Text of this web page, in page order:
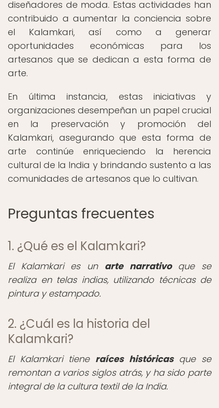
diseñadores de moda. Estas actividades han
contribuido a aumentar la conciencia sobre
el Kalamkari, así como a generar
oportunidades económicas para los
artesanos que se dedican a esta forma de
arte.
En última instancia, estas iniciativas y
organizaciones desempeñan un papel crucial
en la preservación y promoción del
Kalamkari, asegurando que esta forma de
arte continúe enriqueciendo la herencia
cultural de la India y brindando sustento a las
comunidades de artesanos que lo cultivan.
Preguntas frecuentes
1. ¿Qué es el Kalamkari?
El Kalamkari es un arte narrativoque se
realiza en telas indias, utilizando técnicas de
pintura y estampado.
2. ¿Cuál es la historia del
Kalamkari?
El Kalamkari tiene raíces históricasque se
remontan a varios siglos atrás, y ha sido parte
integral de la cultura textil de la India.